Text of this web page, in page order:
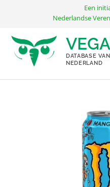
inhoud
Een
Nederlandse
DATABASE
NEDERLAND